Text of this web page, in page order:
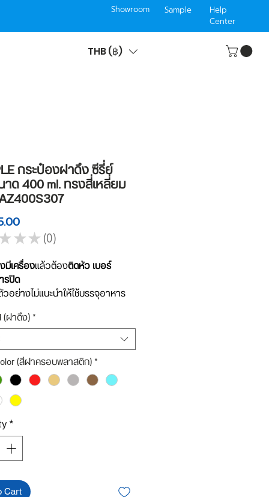
Showroom Sample
Help
Center
THB (฿)
กระป๋องฝาดึง ซีรี่ย์
าด 400 ml. ทรงสี่เหลี่ยม
Price
★ ★ ★ 0
0
มีเครื่องแล้วต้องติดหัว เบอร์
รปิด
อย่างไม่แนะนำให้ใช้บรรจุอาหาร
หรือรับประทาน เพราะมีการเปิดลัง
อาจจะเกิดการปนเปื้อนได้ค่ะ
ดสินค้า:1 ชุด ประกอบด้วย
าสติกใส+ฝาดึง (เลือกแบบได้)+ฝา
สติก (เลือกสีได้)
ได้สินค้าที่ถูกต้องรบกวนลูกค้าอ่าน
ด ดูรูปฝาดึงแต่ละชนิดที่ต้องการ
ห้ตรงกับความต้องการนะคะ***
(ฝาดึง)*
(สีฝาครอบพลาสติก)*
*
Cart